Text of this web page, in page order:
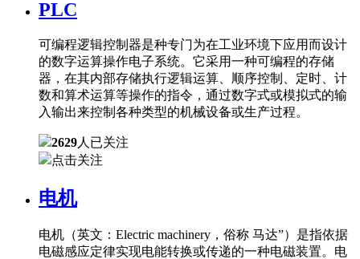
PLC
可编程逻辑控制器是种专门为在工业环境下应用而设计
的数字运算操作电子系统。它采用一种可编程的存储
器，在其内部存储执行逻辑运算、顺序控制、定时、计
数和算术运算等操作的指令，通过数字式或模拟式的输
入输出来控制各种类型的机械设备或生产过程。
2629人已关注
点击关注
电机
电机（英文：Electric machinery，俗称 马达”）是指依据
电磁感应定律实现电能转换或传递的一种电磁装置。电